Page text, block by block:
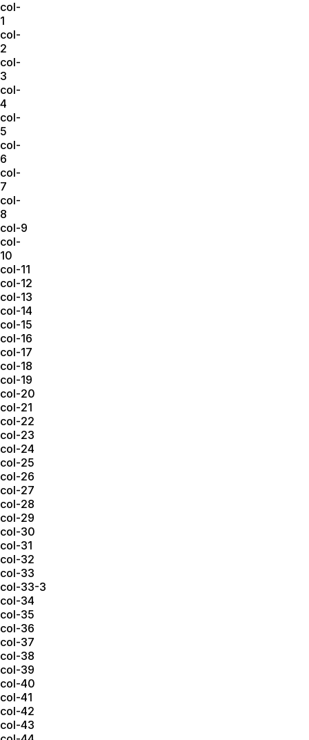
col-
1
col-
2
col-
3
col-
4
col-
5
col-
6
col-
7
col-
8
col-9
col-
10
col-11
col-12
col-13
col-14
col-15
col-16
col-17
col-18
col-19
col-20
col-21
col-22
col-23
col-24
col-25
col-26
col-27
col-28
col-29
col-30
col-31
col-32
col-33
col-33-3
col-34
col-35
col-36
col-37
col-38
col-39
col-40
col-41
col-42
col-43